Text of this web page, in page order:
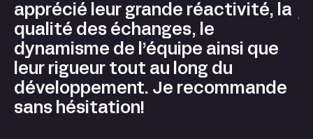
apprécié leur grande réactivité, la
qualité des échanges, le
dynamisme de l’équipe ainsi que
leur rigueur tout au long du
développement. Je recommande
sans hésitation!